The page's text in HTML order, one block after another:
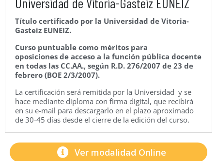
Título certificado por la Universidad de Vitoria-
Gasteiz EUNEIZ.
Curso puntuable como méritos para
oposiciones de acceso a la función pública docente
en todas las CC.AA., según R.D. 276/2007 de 23 de
febrero (BOE 2/3/2007).
La certificación será remitida por la Universidad y se
hace mediante diploma con firma digital, que recibirá
en su e-mail para descargarlo en el plazo aproximado
de 30-45 días desde el cierre de la edición del curso.
Ver modalidad Online